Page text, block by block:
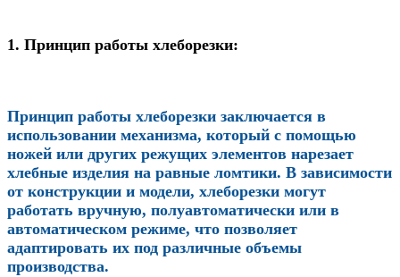
1. Принцип работы хлеборезки:
Принцип работы хлеборезки заключается в
использовании механизма, который с помощью
ножей или других режущих элементов нарезает
хлебные изделия на равные ломтики. В зависимости
от конструкции и модели, хлеборезки могут
работать вручную, полуавтоматически или в
автоматическом режиме, что позволяет
адаптировать их под различные объемы
производства.